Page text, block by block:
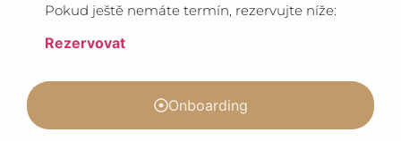
Onboarding
Pokud ještě nemáte termín, rezervujte níže:
Rezervovat